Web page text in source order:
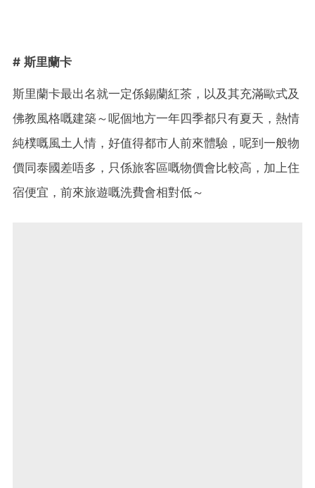
# 斯里蘭卡
斯里蘭卡最出名就一定係錫蘭紅茶，以及其充滿歐式及
佛教風格嘅建築～呢個地方一年四季都只有夏天，熱情
純樸嘅風土人情，好值得都市人前來體驗，呢到一般物
價同泰國差唔多，只係旅客區嘅物價會比較高，加上住
宿便宜，前來旅遊嘅洗費會相對低～